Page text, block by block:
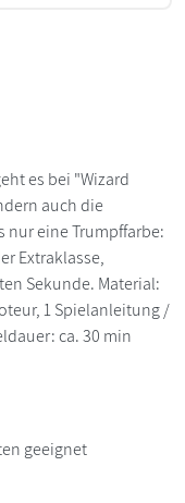
es bei "Wizard
auch die
nur eine Trumpffarbe:
Extraklasse,
Sekunde. Material:
1 Spielanleitung /
ca. 30 min
geeignet